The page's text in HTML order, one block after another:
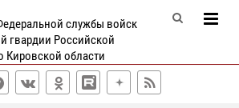
службы войск
гвардии Российской
Кировской области